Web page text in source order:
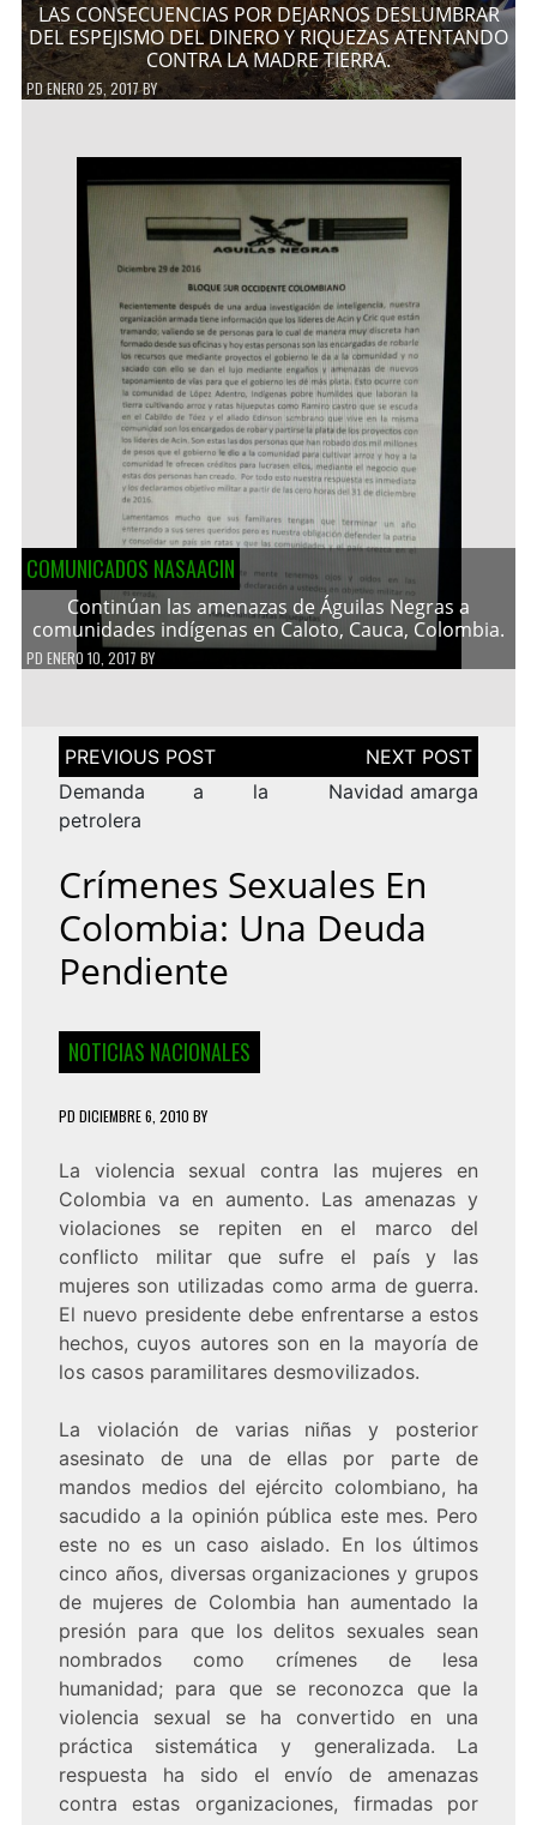
LAS CONSECUENCIAS POR DEJARNOS DESLUMBRAR
DEL ESPEJISMO DEL DINERO Y RIQUEZAS ATENTANDO
CONTRA LA MADRE TIERRA.
PDENERO 25, 2017BY
COMUNICADOS NASAACIN
Continúan las amenazas de Águilas Negras a
comunidades indígenas en Caloto, Cauca, Colombia.
PD ENERO 10, 2017 BY
Navegación
de
entradas
Demanda a la
petrolera
Navidad amarga
Crímenes Sexuales En
Colombia: Una Deuda
Pendiente
NOTICIAS NACIONALES
PD DICIEMBRE 6, 2010 BY
La violencia sexual contra las mujeres en
Colombia va en aumento. Las amenazas y
violaciones se repiten en el marco del
conflicto militar que sufre el país y las
mujeres son utilizadas como arma de guerra.
El nuevo presidente debe enfrentarse a estos
hechos, cuyos autores son en la mayoría de
los casos paramilitares desmovilizados.
La violación de varias niñas y posterior
asesinato de una de ellas por parte de
mandos medios del ejército colombiano, ha
sacudido a la opinión pública este mes. Pero
este no es un caso aislado. En los últimos
cinco años, diversas organizaciones y grupos
de mujeres de Colombia han aumentado la
presión para que los delitos sexuales sean
nombrados como crímenes de lesa
humanidad; para que se reconozca que la
violencia sexual se ha convertido en una
práctica sistemática y generalizada. La
respuesta ha sido el envío de amenazas
contra estas organizaciones, firmadas por